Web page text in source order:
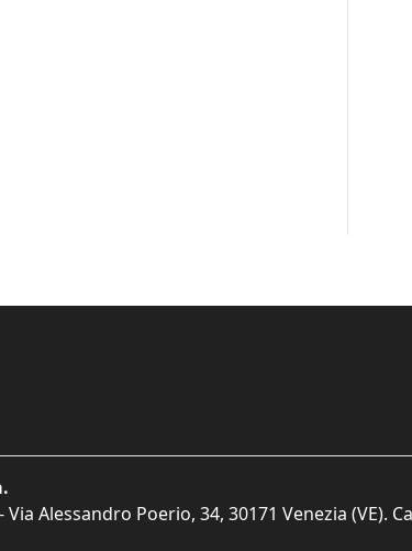
Alessandro Poerio, 34, 30171 Venezia (VE).